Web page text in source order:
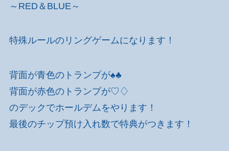
～RED＆BLUE～
特殊ルールのリングゲームになります！
背面が青色のトランプが♠♣
背面が赤色のトランプが♡♢
のデックでホールデムをやります！
最後のチップ預け入れ数で特典がつきます！